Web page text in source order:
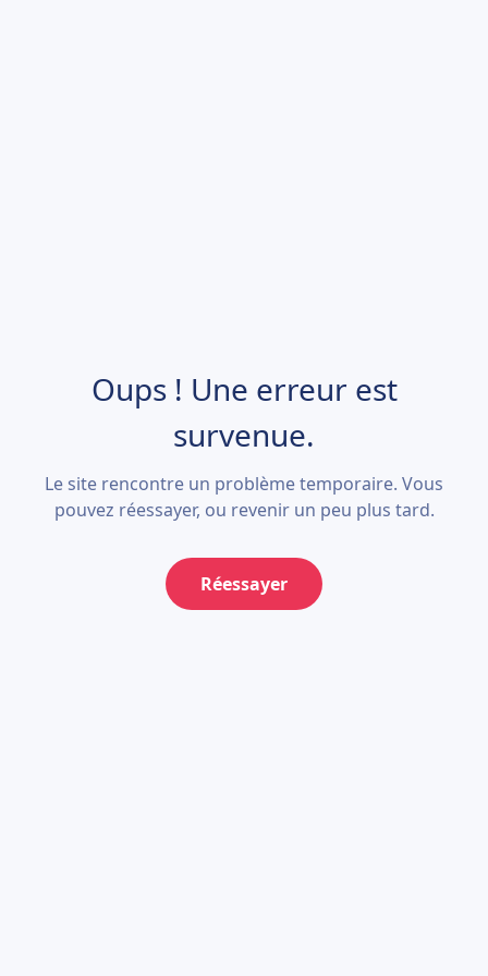
Oups ! Une erreur est
survenue.
Le site rencontre un problème temporaire. Vous
pouvez réessayer, ou revenir un peu plus tard.
Réessayer